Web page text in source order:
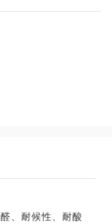
、耐候性、耐酸